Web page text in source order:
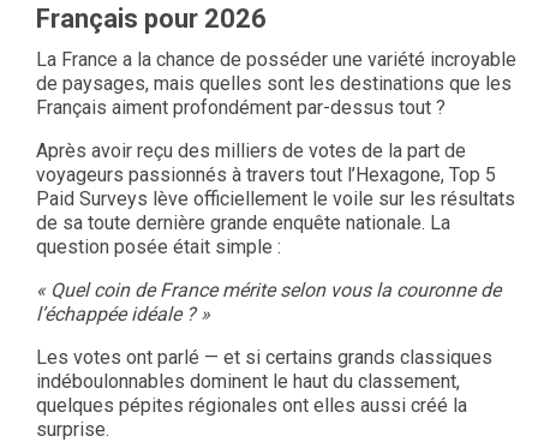
Français pour 2026
La France a la chance de posséder une variété incroyable
de paysages, mais quelles sont les destinations que les
Français aiment profondément par-dessus tout ?
Après avoir reçu des milliers de votes de la part de
voyageurs passionnés à travers tout l’Hexagone, Top 5
Paid Surveys lève officiellement le voile sur les résultats
de sa toute dernière grande enquête nationale. La
question posée était simple :
« Quel coin de France mérite selon vous la couronne de
l’échappée idéale ? »
Les votes ont parlé — et si certains grands classiques
indéboulonnables dominent le haut du classement,
quelques pépites régionales ont elles aussi créé la
surprise.